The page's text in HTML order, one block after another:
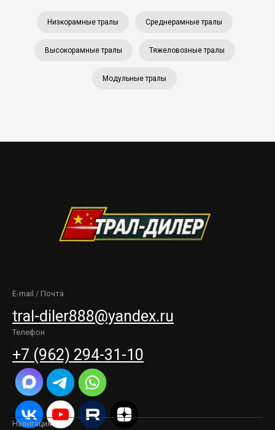
Низкорамные тралы Среднерамные тралы
Высокорамные тралы Тяжеловозные тралы
Модульные тралы
E-mail / Почта
tral-diler888@yandex.ru
Телефон
+7 (962) 294-31-10
Навигация